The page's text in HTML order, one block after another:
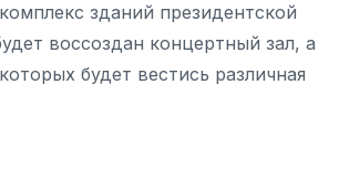
зданий президентской
воссоздан концертный зал, а
будет вестись различная